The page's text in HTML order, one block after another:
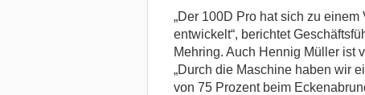
„Der 100D Pro hat sich zu einem
entwickelt“, berichtet
Mehring. Auch Hennig Müller ist
„Durch die Maschine haben wir
von 75 Prozent beim